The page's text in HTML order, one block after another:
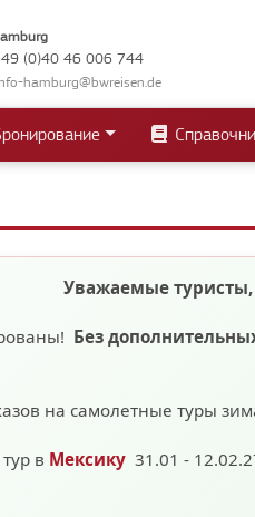
(0)40 46 006 744
hamburg@bwreisen.de
Уважаемые туристы,
Без
на самолетные туры
в Мексику 31.01 -